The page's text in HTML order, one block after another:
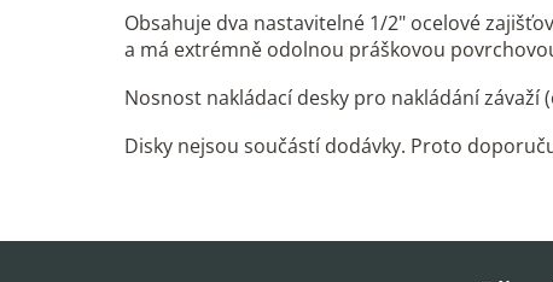
Obsahuje dva nastavitelné 1/2" ocelové
a má extrémně odolnou práškovou
Nosnost nakládací desky pro nakládání
Disky nejsou součástí dodávky. Proto